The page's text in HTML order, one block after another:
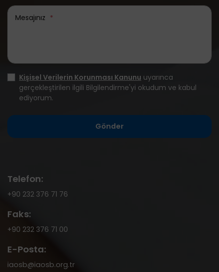
Mesajınız *
Kişisel Verilerin Korunması Kanunu uyarınca
gerçekleştirilen ilgili Bilgilendirme'yi okudum ve kabul
ediyorum.
Gönder
Telefon:
+90 232 376 71 76
Faks:
+90 232 376 71 00
E-Posta:
iaosb@iaosb.org.tr